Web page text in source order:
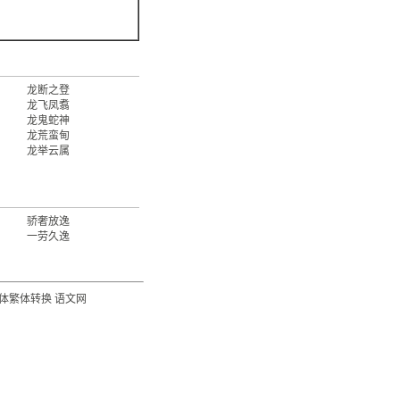
龙断之登
龙飞凤翥
龙鬼蛇神
龙荒蛮甸
龙举云属
骄奢放逸
一劳久逸
繁体转换 语文网